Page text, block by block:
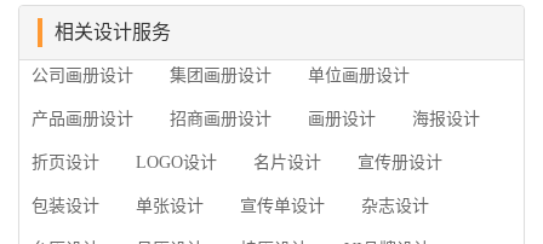
产品画册设计要注重企业文化，引起客户关注 现
在企业都在使用产品画册来进行市场宣传，高档产品
个成功的高档产品画册设计，能够将一个公司的企业
相关设计服务
公司画册设计 集团画册设计 单位画册设计
产品画册设计 招商画册设计 画册设计 海报设计
折页设计 LOGO设计 名片设计 宣传册设计
包装设计 单张设计 宣传单设计 杂志设计